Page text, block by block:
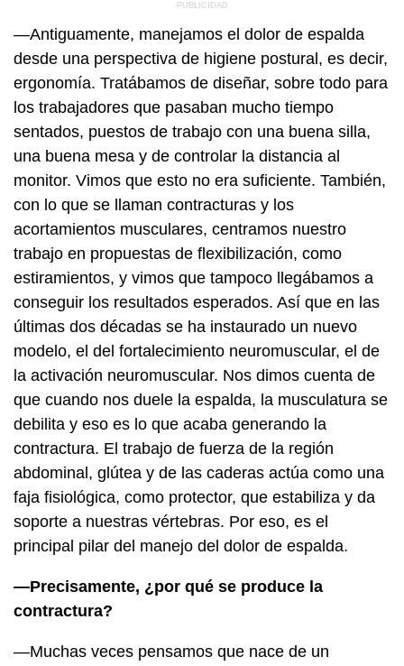
—Antiguamente, manejamos el dolor de espalda
desde una perspectiva de higiene postural, es decir,
ergonomía. Tratábamos de diseñar, sobre todo para
los trabajadores que pasaban mucho tiempo
sentados, puestos de trabajo con una buena silla,
una buena mesa y de controlar la distancia al
monitor. Vimos que esto no era suficiente. También,
con lo que se llaman contracturas y los
acortamientos musculares, centramos nuestro
trabajo en propuestas de flexibilización, como
estiramientos, y vimos que tampoco llegábamos a
conseguir los resultados esperados. Así que en las
últimas dos décadas se ha instaurado un nuevo
modelo, el del fortalecimiento neuromuscular, el de
la activación neuromuscular. Nos dimos cuenta de
que cuando nos duele la espalda, la musculatura se
debilita y eso es lo que acaba generando la
contractura. El trabajo de fuerza de la región
abdominal, glútea y de las caderas actúa como una
faja fisiológica, como protector, que estabiliza y da
soporte a nuestras vértebras. Por eso, es el
principal pilar del manejo del dolor de espalda.
—Precisamente, ¿por qué se produce la
contractura?
—Muchas veces pensamos que nace de un